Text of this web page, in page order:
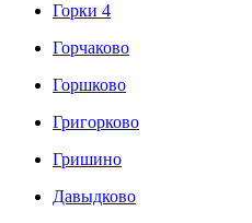
Горки 4
Горчаково
Горшково
Григорково
Гришино
Давыдково